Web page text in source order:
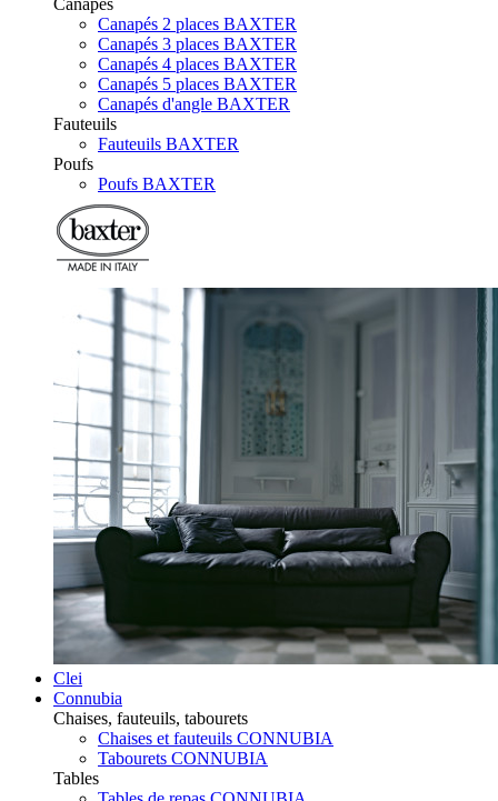
Canapés
Canapés 2 places BAXTER
Canapés 3 places BAXTER
Canapés 4 places BAXTER
Canapés 5 places BAXTER
Canapés d'angle BAXTER
Fauteuils
Fauteuils BAXTER
Poufs
Poufs BAXTER
Clei
Connubia
Chaises, fauteuils, tabourets
Chaises et fauteuils CONNUBIA
Tabourets CONNUBIA
Tables